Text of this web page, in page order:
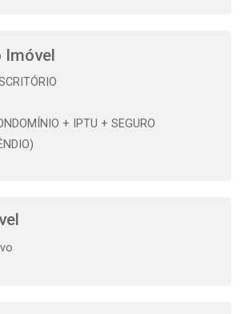
Imóvel
+ IPTU + SEGURO